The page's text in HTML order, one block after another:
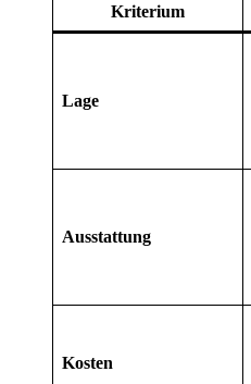
Kriterium
Lage
Ausstattung
Kosten